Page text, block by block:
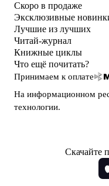
Скоро в продаже
Эксклюзивные
Лучшие из лучших
Читай-журнал
Книжные циклы
Что ещё почитать?
Принимаем к оплате
На информационном
технологии.
Скачайте